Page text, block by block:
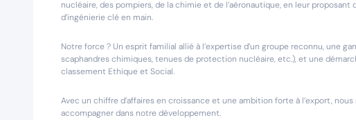
nucléaire, des pompiers, de la chimie et de l’aéronautique, en leur
d’ingénierie clé en main.
Notre force ? Un esprit familial allié à l’expertise d’un groupe reconnu, une
scaphandres chimiques, tenues de protection nucléaire, etc.), et une
classement Ethique et Social.
Avec un chiffre d’affaires en croissance et une ambition forte à l’export,
accompagner dans notre développement.